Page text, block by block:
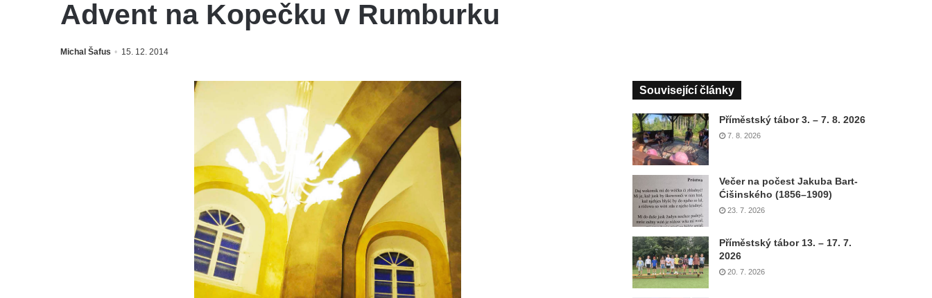
Advent na Kopečku v Rumburku
Michal Šafus 15. 12. 2014
Související články
Příměstský tábor 3. – 7. 8. 2026
7. 8. 2026
Večer na počest Jakuba Bart-
Ćišinského (1856–1909)
23. 7. 2026
Příměstský tábor 13. – 17. 7.
2026
20. 7. 2026